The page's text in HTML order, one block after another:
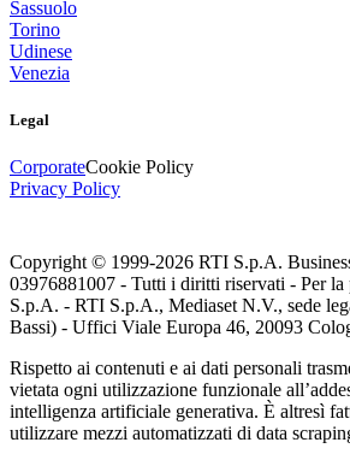
Sassuolo
Torino
Udinese
Venezia
Legal
CorporateCookie Policy
Privacy Policy
Copyright © 1999-2026 RTI S.p.A.
03976881007 - Tutti i diritti riservati - Per
S.p.A. - RTI S.p.A., Mediaset N.V., sede
Bassi) - Uffici Viale Europa 46, 20093
Rispetto ai contenuti e ai dati personali
vietata ogni utilizzazione funzionale
intelligenza artificiale generativa. È altresì
utilizzare mezzi automatizzati di data